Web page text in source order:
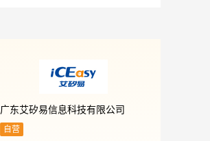
广东艾矽易信息科技有限公司
自营